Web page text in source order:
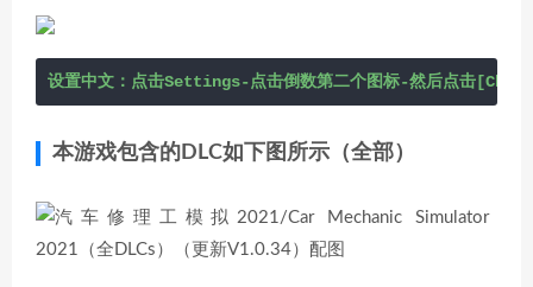
设置中文：点击Settings-点击倒数第二个图标-然后点击
本游戏包含的DLC如下图所示（全部）